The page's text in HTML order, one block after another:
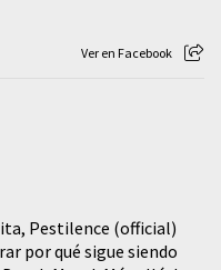
Ver en Facebook
Pestilence (official)
por qué sigue siendo